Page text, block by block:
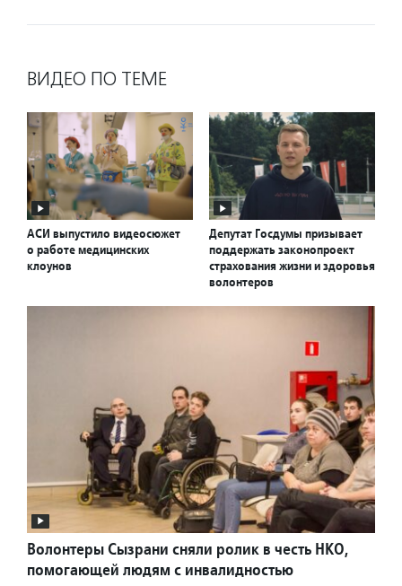
ВИДЕО ПО ТЕМЕ
АСИ выпустило видеосюжет
о работе медицинских
клоунов
Депутат Госдумы призывает
поддержать законопроект
страхования жизни и здоровья
волонтеров
Волонтеры Сызрани сняли ролик в честь НКО,
помогающей людям с инвалидностью